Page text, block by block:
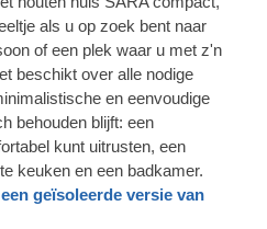
als u op zoek bent naar
of een plek waar u met z'n
beschikt over alle nodige
en eenvoudige
behouden blijft: een
kunt uitrusten, een
keuken en een badkamer.
een geïsoleerde versie van